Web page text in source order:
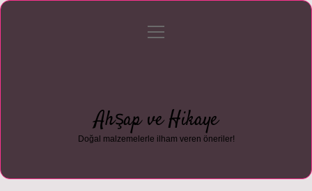
Gizlilik Politikası
menüyü
Ahşap ve Hikaye
Doğal malzemelerle ilham veren öneriler!